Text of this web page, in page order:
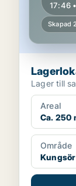
17:46
Skapad
Lager till
Areal
Ca. 250
Område
Kungsör